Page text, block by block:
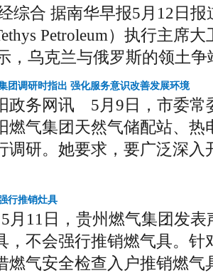
合 据南华早报5月12日报
Petroleum）执行主席
，乌克兰与俄罗斯的领土
团调研时指出 强化服务意识改善发展环境
讯 5月9日，市委常委
燃气集团天然气储配站、热
调研。她要求，要广泛深入
行推销灶具
日，贵州燃气集团发表
，不会强行推销燃气具。
燃气安全检查入户推销燃